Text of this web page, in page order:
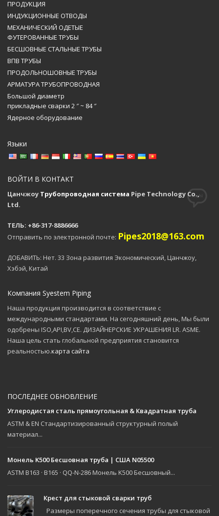
ПРОДУКЦИЯ
ИНДУКЦИОННЫЕ ОТВОДЫ
МЕХАНИЧЕСКИЙ ОДЕТЫЕ
ФУТЕРОВАННЫЕ ТРУБЫ
БЕСШОВНЫЕ СТАЛЬНЫЕ ТРУБЫ
ВПВ ТРУБЫ
ПРОДОЛЬНОШОВНЫЕ ТРУБЫ
АРМАТУРА ТРУБОПРОВОДНАЯ
Большой диаметр
прикладные сварки 2 ″ ~ 84 ″
Ядерное оборудование
Языки
ВОЙТИ В КОНТАКТ
Цанчжоу Трубопроводная система Pipe Technology Co.,
Ltd.
ТЕЛЬ: +86-317-8886666
Отправить по электронной почте: Pipes2018@163.com
ДОБАВИТЬ: Нет. 33 Зона развития Экономический, Цанчжоу,
Хэбэй, Китай
Компания Syestem Piping
Наша продукция производится в соответствие с
международными стандартами. На сегодняшний день, Мы были
одобрены ISO,API,BV,CE. ДИЗАЙНЕРСКИЕ УКРАШЕНИЯ LR. ASME.
Наша цель стать глобальной предприятия становится
реальностью.карта сайта
ПОСЛЕДНЕЕ ОБНОВЛЕНИЕ
Углеродистая сталь прямоугольная & Квадратная труба
ASTM & EN Стандартизированный структурный полый
материал...
Монель K500 Бесшовная труба | США N05500
ASTM B163 · B165 · QQ-N-286 Монель K500 Бесшовный...
Крест для стыковой сварки труб
Размеры поперечного сечения трубы для стыковой